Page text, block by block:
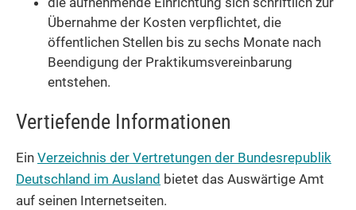
Übernahme der Kosten verpflichtet, die
öffentlichen Stellen bis zu sechs Monate nach
Beendigung der Praktikumsvereinbarung
entstehen.
Vertiefende Informationen
Ein Verzeichnis der Vertretungen der Bundesrepublik
Deutschland im Ausland bietet das Auswärtige Amt
auf seinen Internetseiten.